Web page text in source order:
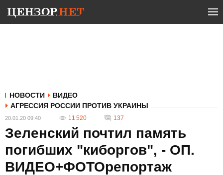
НОВОСТИ
ВИДЕО
АГРЕССИЯ РОССИИ ПРОТИВ УКРАИНЫ
20.01.20 09:40 11 520 137
Зеленский почтил память
погибших "киборгов", - ОП.
ВИДЕО+ФОТОрепортаж